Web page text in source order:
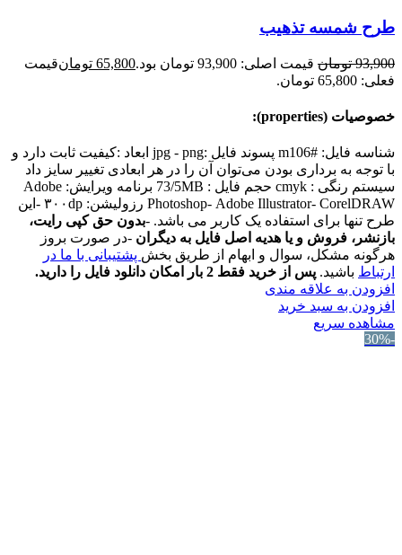
طرح شمسه تذهیب
93,900 تومان قیمت اصلی: 93,900 تومان بود. 65,800 تومانقیمت
فعلی: 65,800 تومان.
خصوصیات (properties):
شناسه فایل: #m106 پسوند فایل :jpg - png ابعاد :کیفیت ثابت دارد و
با توجه به برداری بودن می‌توان آن را در هر ابعادی تغییر سایز داد
سیستم رنگی : cmyk حجم فایل : 73/5MB برنامه ویرایش: Adobe
Photoshop- Adobe Illustrator- CorelDRAW رزولیشن: ۳۰۰dp -این
طرح تنها برای استفاده یک کاربر می باشد. -بدون حق کپی رایت،
بازنشر، فروش و یا هدیه اصل فایل به دیگران -در صورت بروز
هرگونه مشکل، سوال و ابهام از طریق بخش پشتیبانی با ما در
ارتباط باشید. پس از خرید فقط 2 بار امکان دانلود فایل را دارید.
افزودن به علاقه مندی
افزودن به سبد خرید
مشاهده سریع
-30%